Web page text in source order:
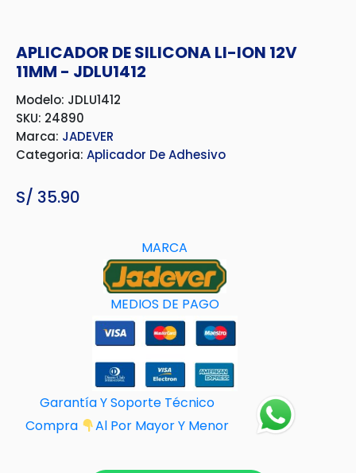
APLICADOR DE SILICONA LI-ION 12V
11MM - JDLU1412
Modelo: JDLU1412
SKU: 24890
Marca: JADEVER
Categoria: Aplicador De Adhesivo
S/ 35.90
MARCA
MEDIOS DE PAGO
Garantía Y Soporte Técnico
Compra
Al Por Mayor Y Menor